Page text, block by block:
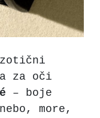
za oči
– boje
more,